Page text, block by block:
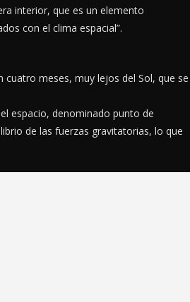
interior, que es un elemento
con el clima espacial”.
meses, muy lejos del Sol, que se
espacio, denominado punto de
de las fuerzas gravitatorias, lo que